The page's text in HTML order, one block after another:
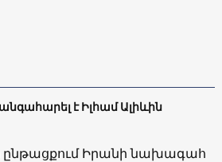
է Իլհամ Ալիևին
ընթացքում Իրանի նախագահ